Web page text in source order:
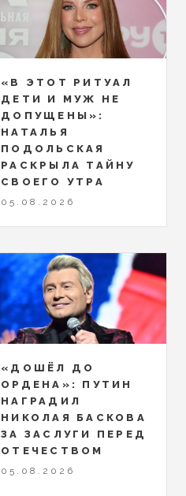
«В ЭТОТ РИТУАЛ
ДЕТИ И МУЖ НЕ
ДОПУЩЕНЫ»:
НАТАЛЬЯ
ПОДОЛЬСКАЯ
РАСКРЫЛА ТАЙНУ
СВОЕГО УТРА
05.08.2026
«ДОШЁЛ ДО
ОРДЕНА»: ПУТИН
НАГРАДИЛ
НИКОЛАЯ БАСКОВА
ЗА ЗАСЛУГИ ПЕРЕД
ОТЕЧЕСТВОМ
05.08.2026